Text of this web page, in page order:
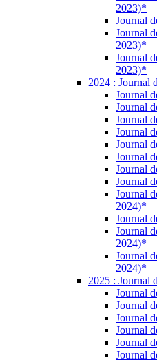
2023)*
Journal
Journal
2023)*
Journal
2023)*
2024 : Journal
Journal
Journal
Journal
Journal
Journal
Journal
Journal
Journal
Journal
2024)*
Journal
Journal
2024)*
Journal
2024)*
2025 : Journal
Journal
Journal
Journal
Journal
Journal
Journal